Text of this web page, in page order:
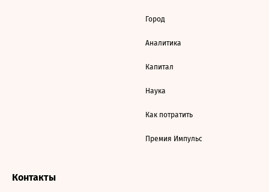
Город
Аналитика
Капитал
Наука
Как потратить
Премия Импульс
Контакты